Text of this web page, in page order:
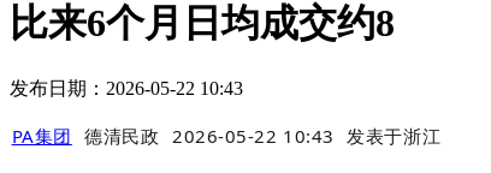
比来6个月日均成交约8
发布日期：2026-05-22 10:43
PA集团 德清民政 2026-05-22 10:43 发表于浙江